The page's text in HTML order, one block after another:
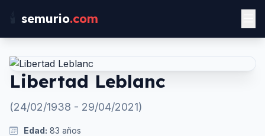
semurio.com
Libertad Leblanc
(24/02/1938 - 29/04/2021)
Edad: 83 años